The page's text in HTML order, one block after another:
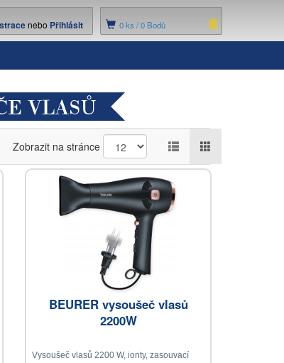
0ks /0 Bodů
nebo Přihlásit
VLASŮ
Zobrazit na stránce
BEURER vysoušeč vlasů
2200W
Vysoušeč vlasů 2200 W, ionty, zasouvací